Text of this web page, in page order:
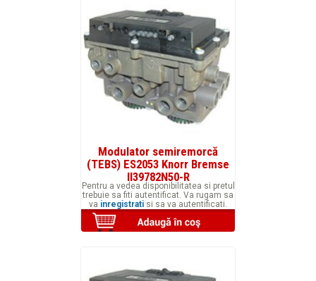
Modulator semiremorcă
(TEBS) ES2053 Knorr Bremse
II39782N50-R
Pentru a vedea disponibilitatea si pretul
trebuie sa fiti autentificat. Va rugam sa
va inregistrati si sa va autentificati.